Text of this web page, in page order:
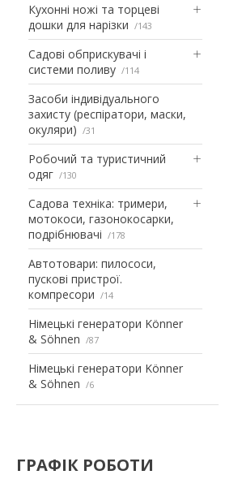
Кухонні ножі та торцеві
дошки для нарізки
143
Садові обприскувачі і
системи поливу
114
Засоби індивідуального
захисту (респіратори, маски,
окуляри)
31
Робочий та туристичний
одяг
130
Садова техніка: тримери,
мотокоси, газонокосарки,
подрібнювачі
178
Автотовари: пилососи,
пускові пристрої.
компресори
14
Німецькі генератори Könner
& Söhnen
87
Німецькі генератори Könner
& Söhnen
6
ГРАФІК РОБОТИ